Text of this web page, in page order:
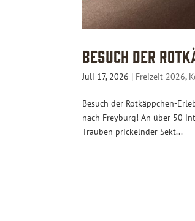
Besuch der
Juli 17, 2026 | Freizeit 2026,
Besuch der Rotkäppchen-
nach Freyburg! An über 50
Trauben prickelnder Sekt...